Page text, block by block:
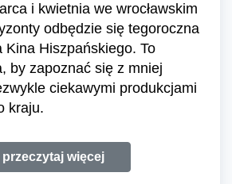
i kwietnia we wrocławskim
odbędzie się tegoroczna
Kina Hiszpańskiego. To
by zapoznać się z mniej
ciekawymi produkcjami
kraju.
przeczytaj więcej